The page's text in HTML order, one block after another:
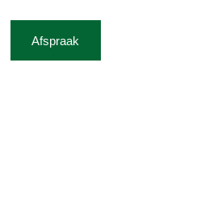
Afspraak